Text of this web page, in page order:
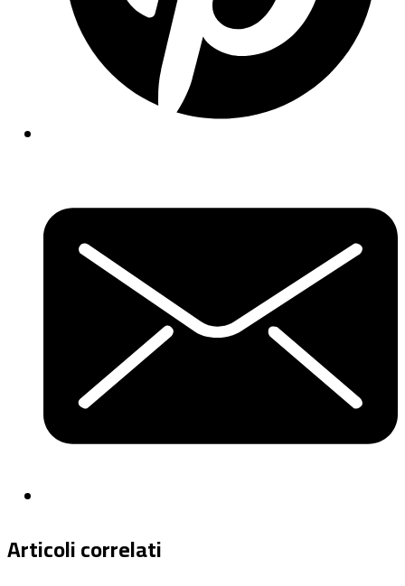
Articoli correlati